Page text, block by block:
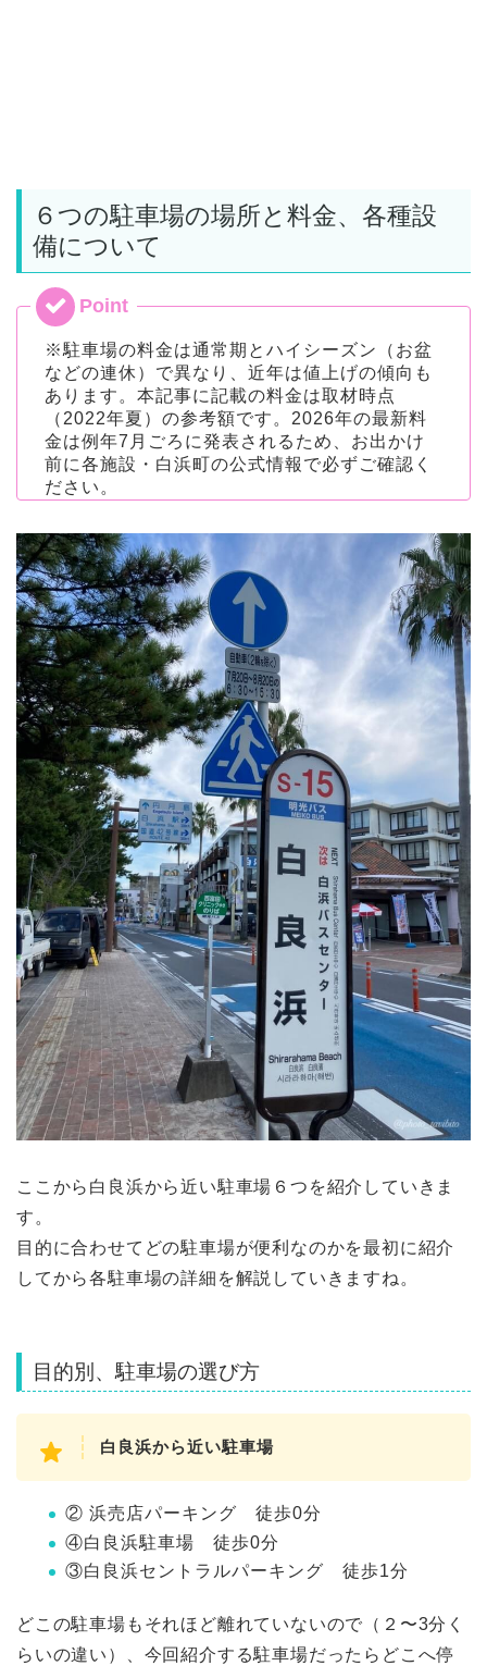
６つの駐車場の場所と料金、各種設
備について
※駐車場の料金は通常期とハイシーズン（お盆
などの連休）で異なり、近年は値上げの傾向も
あります。本記事に記載の料金は取材時点
（2022年夏）の参考額です。2026年の最新料
金は例年7月ごろに発表されるため、お出かけ
前に各施設・白浜町の公式情報で必ずご確認く
ださい。
ここから白良浜から近い駐車場６つを紹介していきま
す。
目的に合わせてどの駐車場が便利なのかを最初に紹介
してから各駐車場の詳細を解説していきますね。
目的別、駐車場の選び方
白良浜から近い駐車場
② 浜売店パーキング 徒歩0分
④白良浜駐車場 徒歩0分
③白良浜セントラルパーキング 徒歩1分
どこの駐車場もそれほど離れていないので（２〜3分く
らいの違い）、今回紹介する駐車場だったらどこへ停